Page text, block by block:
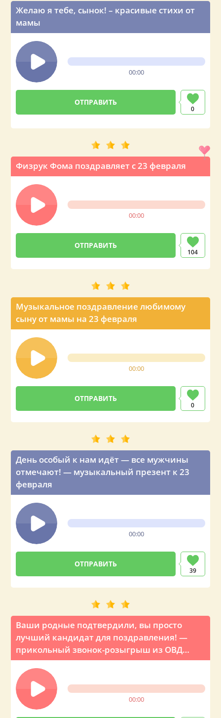
Желаю я тебе, сынок! – красивые стихи от
мамы
00:00
0
Физрук Фома поздравляет с 23 февраля
00:00
104
Музыкальное поздравление любимому
сыну от мамы на 23 февраля
00:00
0
День особый к нам идёт — все мужчины
отмечают! — музыкальный презент к 23
февраля
00:00
39
Ваши родные подтвердили, вы просто
лучший кандидат для поздравления! —
прикольный звонок-розыгрыш из ОВД
полиции на 23 февраля
00:00